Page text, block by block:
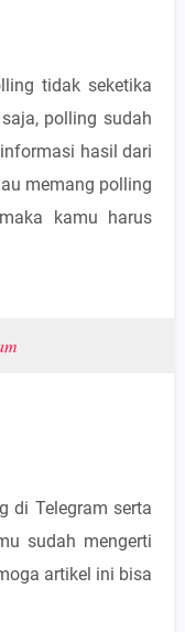
tidak seketika
polling sudah
hasil dari
memang polling
kamu harus
di Telegram serta
sudah mengerti
artikel ini bisa